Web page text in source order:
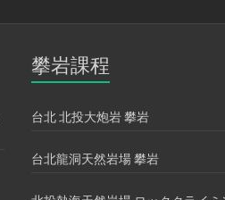
攀岩課程
台北 北投大炮岩 攀岩
台北龍洞天然岩場 攀岩